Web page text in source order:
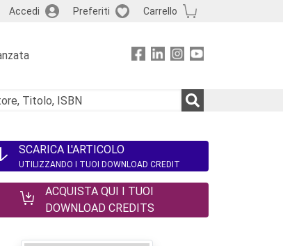
Accedi Preferiti Carrello
SCARICA L'ARTICOLO
UTILIZZANDO I TUOI DOWNLOAD CREDIT
ACQUISTA QUI I TUOI
DOWNLOAD CREDITS